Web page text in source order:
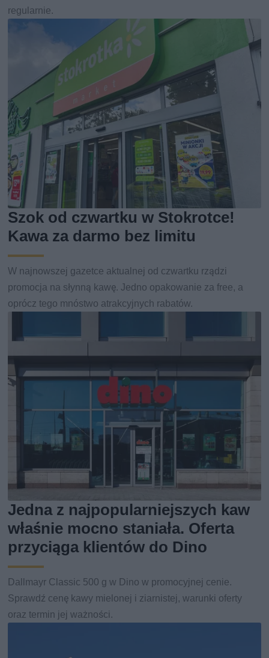
regularnie.
Szok od czwartku w Stokrotce!
Kawa za darmo bez limitu
W najnowszej gazetce aktualnej od czwartku rządzi
promocja na słynną kawę. Jedno opakowanie za free, a
oprócz tego mnóstwo atrakcyjnych rabatów.
Jedna z najpopularniejszych kaw
właśnie mocno staniała. Oferta
przyciąga klientów do Dino
Dallmayr Classic 500 g w Dino w promocyjnej cenie.
Sprawdź cenę kawy mielonej i ziarnistej, warunki oferty
oraz termin jej ważności.